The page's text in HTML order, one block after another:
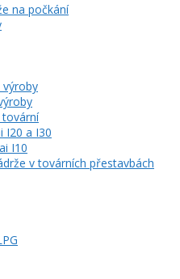
na počkání
výroby
tovární
I20 a I30
I10
v továrních přestavbách